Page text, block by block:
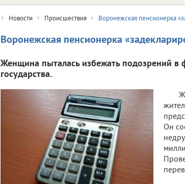
Новости Происшествия Воронежская пенсионерка
Воронежская пенсионерка
Женщина пыталась избежать подозрений в
государства.
Он